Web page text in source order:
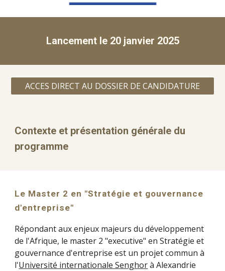
Lancement le 20 janvier 2025
ACCES DIRECT AU DOSSIER DE CANDIDATURE
Contexte et présentation générale du
programme
Le Master 2 en "Stratégie et gouvernance
d'entreprise"
Répondant aux enjeux majeurs du développement
de l'Afrique, le master 2 "executive"en Stratégie et
gouvernance d'entreprise est un projet commun à
l'Université internationale Senghorà Alexandrie